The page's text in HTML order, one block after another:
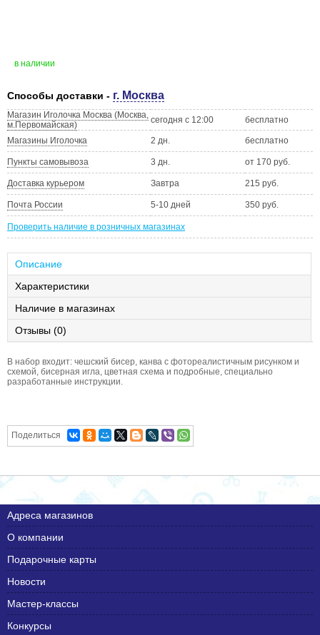
в наличии
Способы доставки - г. Москва
Магазин Иголочка Москва (Москва,
м.Первомайская)
сегодня с 12:00 бесплатно
Магазины Иголочка 2 дн. бесплатно
Пункты самовывоза 3 дн. от 170 руб.
Доставка курьером Завтра 215 руб.
Почта России 5-10 дней 350 руб.
Проверить наличие в розничных магазинах
Описание
Характеристики
Наличие в магазинах
Отзывы (0)
В набор входит: чешский бисер, канва с фотореалистичным рисунком и
схемой, бисерная игла, цветная схема и подробные, специально
разработанные инструкции.
Поделиться
Адреса магазинов
О компании
Подарочные карты
Новости
Мастер-классы
Конкурсы